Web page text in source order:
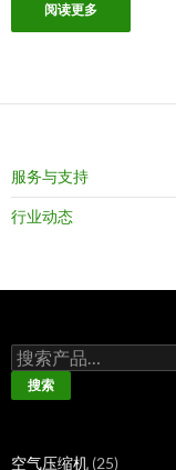
阅读更多
服务与支持
行业动态
搜
索：
搜索
空气压缩机 2525